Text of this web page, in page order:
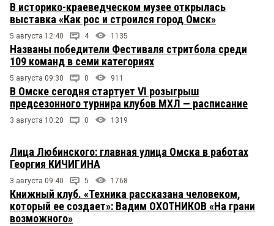
В историко-краеведческом музее открылась
выставка «Как рос и строился город Омск»
5 августа 12:40 4 1135
Названы победители Фестиваля стритбола среди
109 команд в семи категориях
5 августа 09:30 0 911
В Омске сегодня стартует VI розыгрыш
предсезонного турнира клубов МХЛ — расписание
3 августа 10:20 0 1319
Лица Любинского: главная улица Омска в работах
Георгия КИЧИГИНА
3 августа 09:40 5 1768
Книжный клуб. «Техника рассказана человеком,
который ее создает»: Вадим ОХОТНИКОВ «На грани
возможного»